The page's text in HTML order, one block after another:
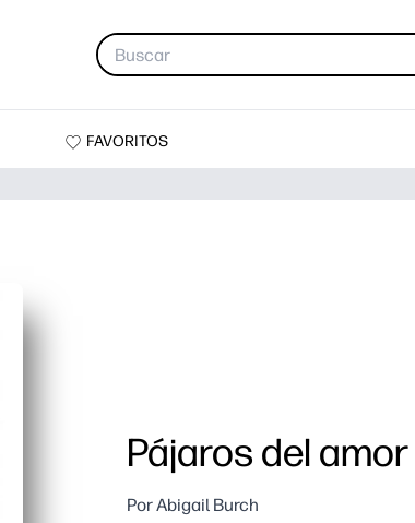
FAVORITOS
Pájaros del amor
Por Abigail Burch